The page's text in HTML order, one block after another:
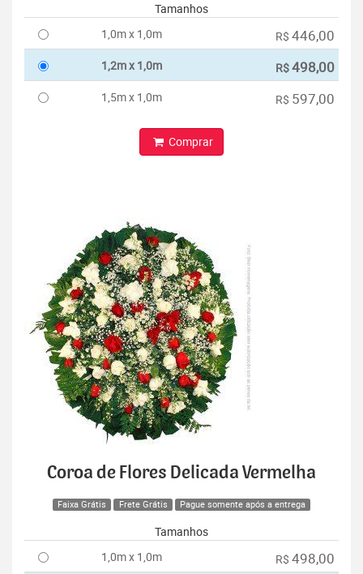
Tamanhos
1,0m x 1,0m
R$ 446,00
1,2m x 1,0m R$498,00
1,5m x 1,0m R$ 597,00
Comprar
Coroa de Flores Delicada Vermelha
Faixa Grátis Frete Grátis Pague somente após a entrega
Tamanhos
1,0m x 1,0m
R$ 498,00